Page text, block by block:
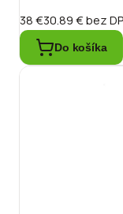
38 €30.89 €bez
Do košíka